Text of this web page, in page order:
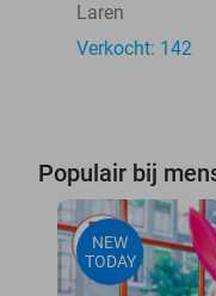
Laren
Verkocht: 142
Populair bij
NEW
TODAY